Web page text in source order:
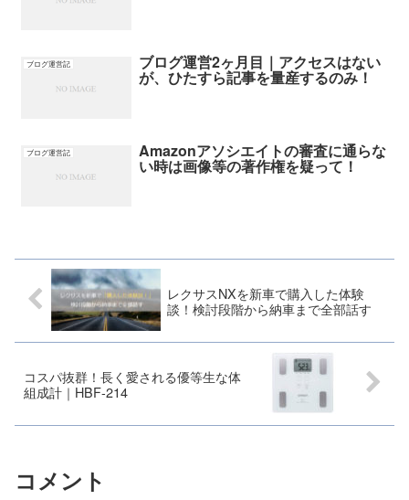
ブログ運営記 ブログ運営2ヶ月目｜アクセスはない
が、ひたすら記事を量産するのみ！
ブログ運営記 Amazonアソシエイトの審査に通らな
い時は画像等の著作権を疑って！
レクサスNXを新車で購入した体験
談！検討段階から納車まで全部話す
コスパ抜群！長く愛される優等生な体
組成計｜HBF-214
コメント